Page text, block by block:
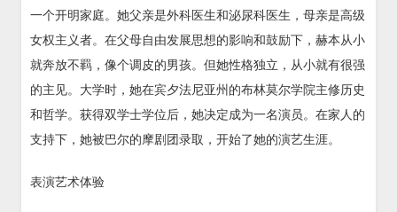
一个开明家庭。她父亲是外科医生和泌尿科医生，母亲是高级
女权主义者。在父母自由发展思想的影响和鼓励下，赫本从小
就奔放不羁，像个调皮的男孩。但她性格独立，从小就有很强
的主见。大学时，她在宾夕法尼亚州的布林莫尔学院主修历史
和哲学。获得双学士学位后，她决定成为一名演员。在家人的
支持下，她被巴尔的摩剧团录取，开始了她的演艺生涯。
表演艺术体验